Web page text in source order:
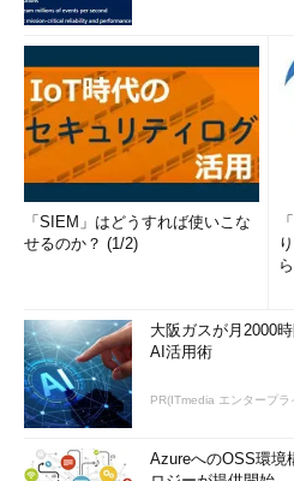
「SIEM」はどうすれば使いこな
せるのか？ (1/2)
大阪ガスが月2000
AI活用術
PR(ITmedia エンタープラ
AzureへのOSS環境